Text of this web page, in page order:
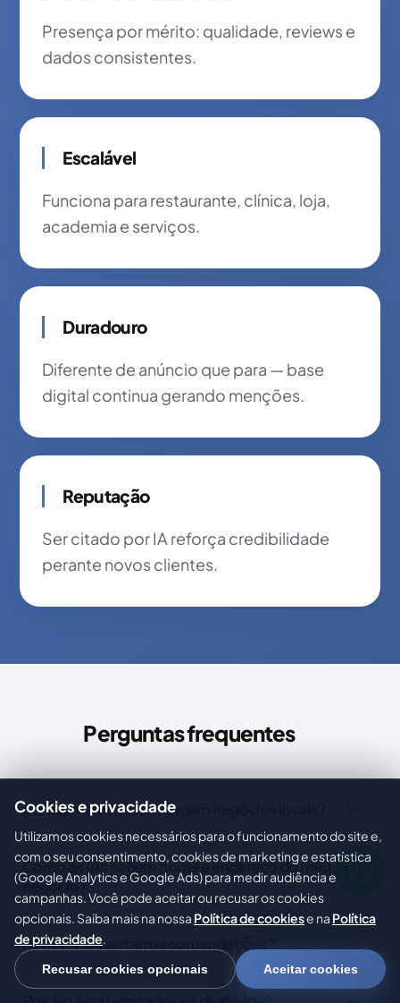
Presença por mérito: qualidade, reviews e
dados consistentes.
Escalável
Funciona para restaurante, clínica, loja,
academia e serviços.
Duradouro
Diferente de anúncio que para — base
digital continua gerando menções.
Reputação
Ser citado por IA reforça credibilidade
perante novos clientes.
Perguntas frequentes
IAs realmente recomendam negócios locais?
Como as IAs sabem nome e endereço do meu
negócio?
Reviews impactam recomendações?
Cookies e privacidade
Utilizamos cookies necessários para o funcionamento do site e,
com o seu consentimento, cookies de marketing e estatística
(Google Analytics e Google Ads) para medir audiência e
campanhas. Você pode aceitar ou recusar os cookies
opcionais. Saiba mais na nossa Política de cookiese na Política
de privacidade.
Recusar cookies opcionais Aceitar cookies